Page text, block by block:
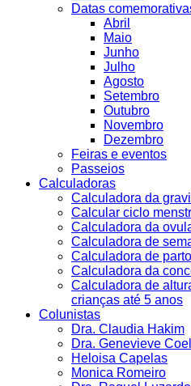
Datas
Abril
Maio
Junho
Julho
Agosto
Setembro
Outubro
Novembro
Dezembro
Feiras e eventos
Passeios
Calculadoras
Calculadora da
Calcular ciclo
Calculadora da
Calculadora de
Calculadora de parto
Calculadora da
Calculadora de
crianças até 5 anos
Colunistas
Dra. Claudia Hakim
Dra. Genevieve
Heloisa Capelas
Monica Romeiro